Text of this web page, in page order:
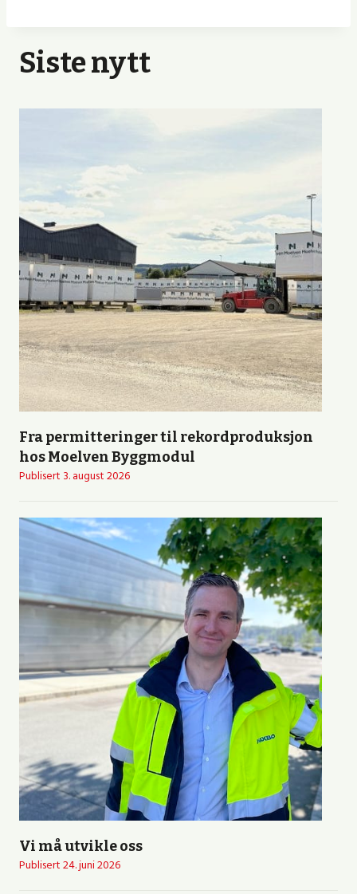
Siste nytt
Fra permitteringer til rekordproduksjon
hos Moelven Byggmodul
Publisert 3. august 2026
Vi må utvikle oss
Publisert24. juni 2026